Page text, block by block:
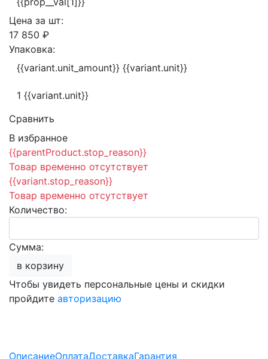
Цена за шт:
17 850 ₽
Упаковка:
{{variant.unit_amount}} {{variant.unit}}
1 {{variant.unit}}
Сравнить
В избранное
{{parentProduct.stop_reason}}
Товар временно отсутствует
{{variant.stop_reason}}
Товар временно отсутствует
Количество:
Сумма:
в корзину
Чтобы увидеть персональные цены и скидки
пройдите авторизацию
ОписаниеОплатаДоставкаГарантия